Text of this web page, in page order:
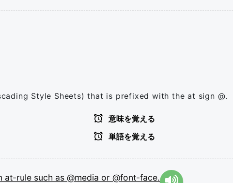
Style Sheets) that is prefixed with the at sign @.
意味を覚える
単語を覚える
at-rule such as @media or @font-face.